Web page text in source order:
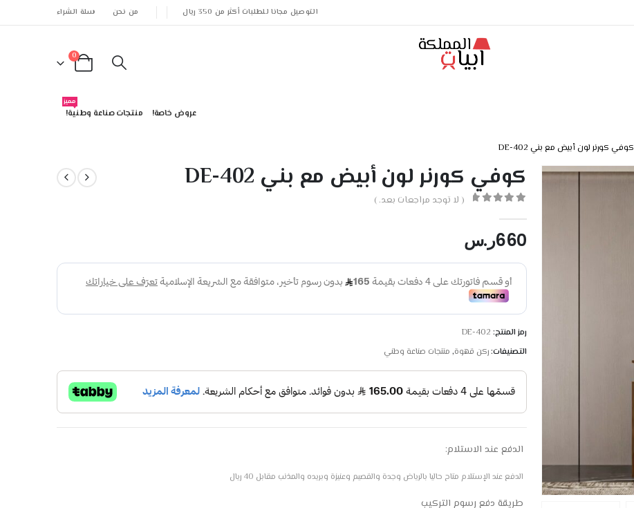
التوصيل مجانا للطلبات أكثر من 350 ريال من نحن سلة الشراء
0
عروض خاصة! منتجات صناعة وطنية!
مميز
كوفي كورنر لون أبيض مع بني DE-402
كوفي كورنر لون أبيض مع بني DE-402
( لا توجد مراجعات بعد. )
660ر.س
رمز المنتج: DE-402
التصنيفات:ركن قهوة, منتجات صناعة وطني
الدفع عند الاستلام:
الدفع عند الإستلام متاح حاليا بالرياض وجدة والقصيم وعنيزة وبريده والمذنب مقابل 40 ريال
طريقة دفع رسوم التركيب